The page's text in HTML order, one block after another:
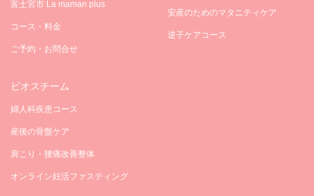
富士宮市 La maman plus
コース・料金
ご予約・お問合せ
安産のためのマタニティケア
逆子ケアコース
ビオスチーム
婦人科疾患コース
産後の骨盤ケア
肩こり・腰痛改善整体
オンライン妊活ファスティング